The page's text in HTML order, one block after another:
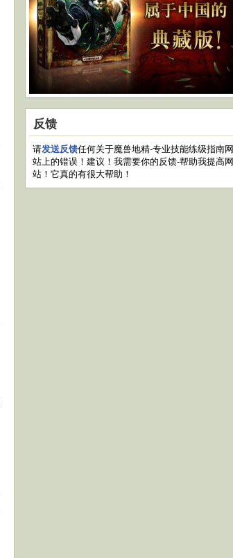
反馈
请发送反馈任何关于魔兽地精-专业技能练级指南网
站上的错误！建议！我需要你的反馈-帮助我提高网
站！它真的有很大帮助！